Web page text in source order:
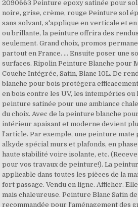
2090663 Peinture epoxy satinée pour sol
noire, grise, crème, rouge Peinture sol
sans solvant, s'applique en verticale et
ou brillante, la peinture offrira des
seulement. Grand choix, promos
partout en France. ... Ensuite poser une
surfaces. Ripolin Peinture Blanche pour
Couche Intégrée, Satin, Blanc 10L. De
blanche pour bois protègera
en bois contre les UV, les intempéries
peinture satinée pour une ambiance
du choix. Avec de la peinture blanche
intérieur apaisant et moderne devient
l’article. Par exemple, une peinture mate
alkyde spécial murs et plafonds, en
haute stabilité voire isolante, etc.
pour vos travaux de peinture!). La
applicable dans toutes les pièces de la
fort passage. Vendu en ligne. Afficher.
mais chaleureuse. Peinture Blanc Satin
recommandée pour l'aménagement des